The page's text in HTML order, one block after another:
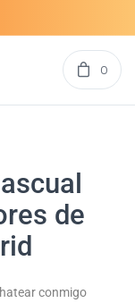
0
de
conmigo